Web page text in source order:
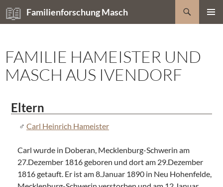
Zum
Inhalt
Familienforschung Masch
Suchen
FAMILIE HAMEISTER UND
MASCH AUS IVENDORF
Eltern
Carl Heinrich Hameister
Carl wurde in Doberan, Mecklenburg-Schwerin am
27.Dezember 1816 geboren und dort am 29.Dezember
1816 getauft. Er ist am 8.Januar 1890 in Neu Hohenfelde,